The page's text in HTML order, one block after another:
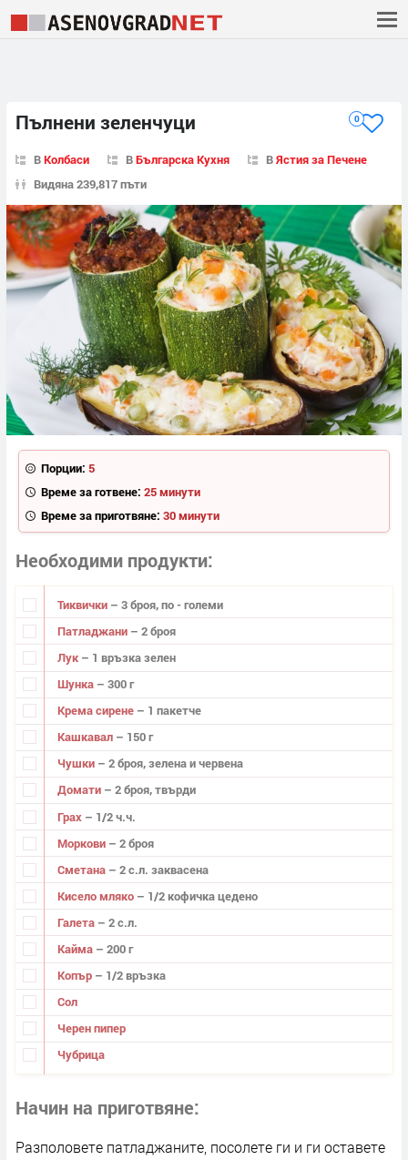
Пълнени зеленчуци 0
ВКолбаси ВБългарска Кухня ВЯстия за Печене
Видяна 239,817 пъти
Порции: 5
Време за готвене: 25 минути
Време за приготвяне: 30 минути
Необходими продукти
Тиквички – 3 броя, по - големи
Патладжани – 2 броя
Лук – 1 връзка зелен
Шунка – 300 г
Крема сирене – 1 пакетче
Кашкавал – 150 г
Чушки – 2 броя, зелена и червена
Домати – 2 броя, твърди
Грах – 1/2 ч.ч.
Моркови – 2 броя
Сметана – 2 с.л. заквасена
Кисело мляко – 1/2 кофичка цедено
Галета – 2 с.л.
Кайма – 200 г
Копър – 1/2 връзка
Сол
Черен пипер
Чубрица
Начин на приготвяне
Разполовете патладжаните, посолете ги и ги оставете